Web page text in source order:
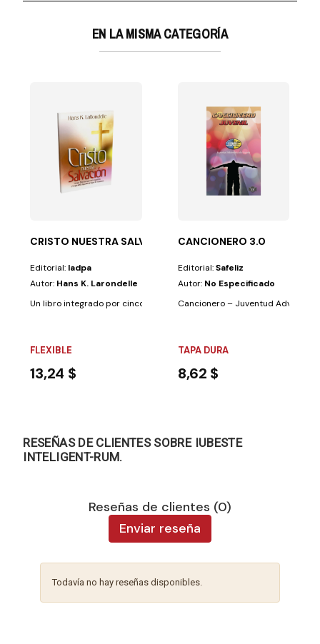
EN LA MISMA CATEGORÍA
de los artículos...casi hasta la muerte, arrojado a la calle...
CRISTO NUESTRA SALVACIÓN
Editorial: Iadpa
Autor: Hans K. Larondelle
Un libro integrado por cinco capítulos que, a su vez, analizan cinco
FLEXIBLE
13,24 $
CANCIONERO 3.0
Editorial:Safeliz
Autor: No Especificado
Cancionero – Juventud
TAPA DURA
8,62 $
RESEÑAS DE CLIENTES SOBRE IUBESTE
INTELIGENT-RUM.
Reseñas de clientes (0)
Enviar reseña
Todavía no hay reseñas disponibles.